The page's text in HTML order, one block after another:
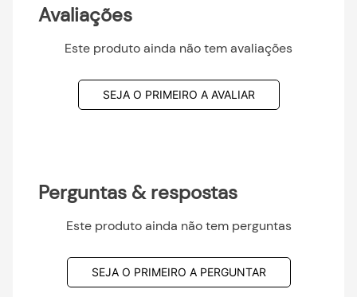
Avaliações
Este produto ainda não tem avaliações
SEJA O PRIMEIRO A AVALIAR
Perguntas & respostas
Este produto ainda não tem perguntas
SEJA O PRIMEIRO A PERGUNTAR